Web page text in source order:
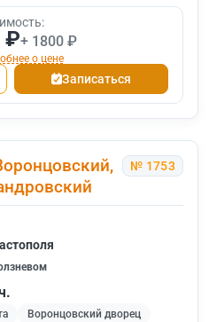
₽+ 1800 ₽
о цене
Записаться
№ 1753
Воронцовский дворец